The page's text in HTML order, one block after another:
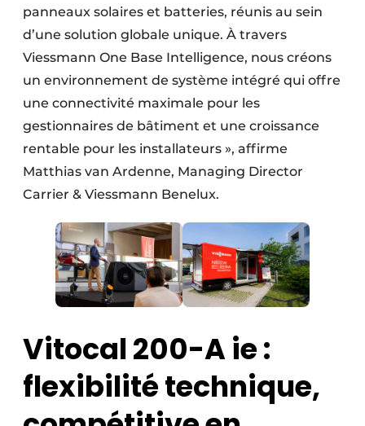
panneaux solaires et batteries, réunis au sein
d’une solution globale unique. À travers
Viessmann One Base Intelligence, nous créons
un environnement de système intégré qui offre
une connectivité maximale pour les
gestionnaires de bâtiment et une croissance
rentable pour les installateurs », affirme
Matthias van Ardenne, Managing Director
Carrier & Viessmann Benelux.
Vitocal 200-A ie :
flexibilité technique,